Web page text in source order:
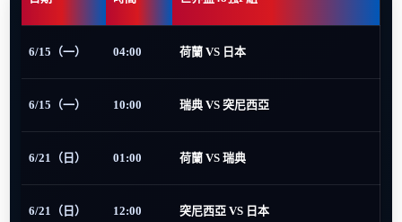
6/15（一） 04:00 荷蘭 VS 日本
6/15（一） 10:00 瑞典 VS 突尼西亞
6/21（日） 01:00 荷蘭 VS 瑞典
6/21（日） 12:00 突尼西亞 VS 日本